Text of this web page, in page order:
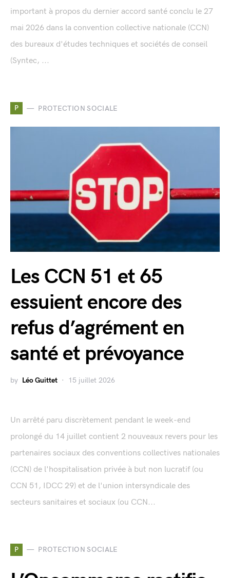
important à propos du dernier accord santé conclu le 27
mai 2026 dans la convention collective nationale (CCN)
des bureaux d'études techniques et sociétés de conseil
(Syntec, ...
P PROTECTION SOCIALE
Les CCN 51 et 65
essuient encore des
refus d’agrément en
santé et prévoyance
by Léo Guittet 15 juillet 2026
Un arrêté paru discrètement pendant le week-end
prolongé du 14 juillet contient 2 nouveaux revers pour les
partenaires sociaux des conventions collectives nationales
(CCN) de l'hospitalisation privée à but non lucratif (ou
CCN 51, IDCC 29) et de l'union intersyndicale des
secteurs sanitaires et sociaux (ou CCN...
P PROTECTION SOCIALE